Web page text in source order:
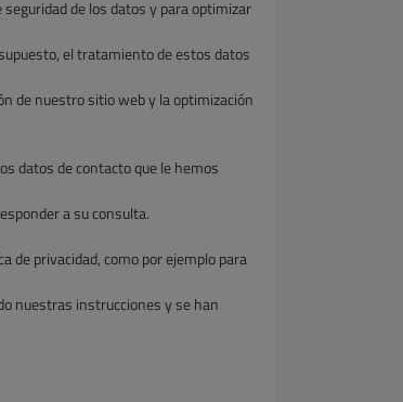
de los datos y para optimizar
el tratamiento de estos datos
de nuestro sitio web y la optimización
datos de contacto que le hemos
a su consulta.
de privacidad, como por ejemplo para
nuestras instrucciones y se han